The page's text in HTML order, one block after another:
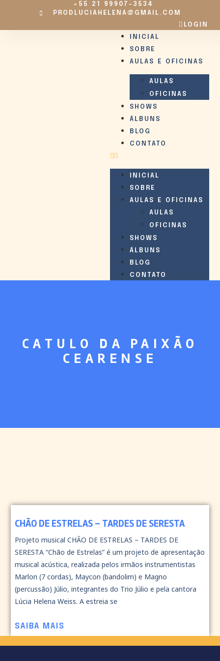
+55 21 99907-3534
PRODLUCIAHELENA@GMAIL.COM
LOGIN
INICIAL
SOBRE
AULAS E OFICINAS
AULAS
OFICINAS
SHOWS
ÁLBUNS
BLOG
CONTATO
INICIAL
SOBRE
AULAS E OFICINAS
AULAS
OFICINAS
SHOWS
ÁLBUNS
BLOG
CONTATO
CATULO DA PAIXÃO
CEARENSE
CHÃO DE ESTRELAS – TARDES DE SERESTA
Projeto musical CHÃO DE ESTRELAS – TARDES DE
SERESTA “Chão de Estrelas” é um projeto de apresentação
musical acústica, realizada pelos irmãos instrumentistas
Marlon (7 cordas), Maycon (bandolim) e Magno
(percussão) Júlio, integrantes do Trio Júlio e pela cantora
Lúcia Helena Weiss. A estreia se
SAIBA MAIS